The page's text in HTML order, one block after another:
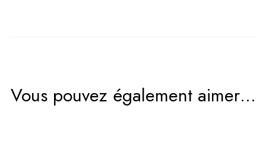
Vous pouvez également aimer…